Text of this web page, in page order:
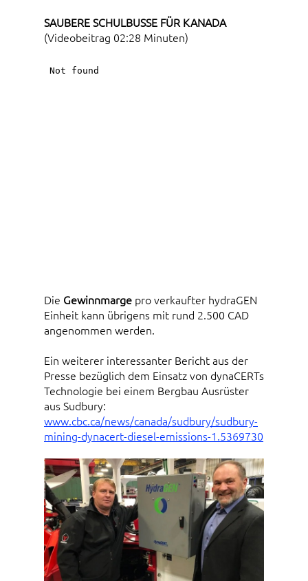
SAUBERE SCHULBUSSE FÜR KANADA
(Videobeitrag 02:28 Minuten)
Die Gewinnmarge pro verkaufter hydraGEN
Einheit kann übrigens mit rund 2.500 CAD
angenommen werden.
Ein weiterer interessanter Bericht aus der
Presse bezüglich dem Einsatz von dynaCERTs
Technologie bei einem Bergbau Ausrüster
aus Sudbury:
www.cbc.ca/news/canada/sudbury/sudbury-
mining-dynacert-diesel-emissions-1.5369730